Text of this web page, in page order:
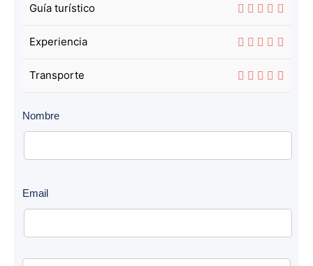
Guía turístico
Experiencia
Transporte
Nombre
Email